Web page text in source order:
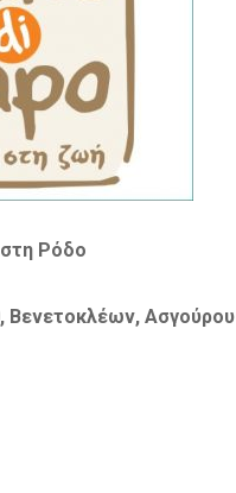
Ρόδο
Βενετοκλέων, Ασγούρου